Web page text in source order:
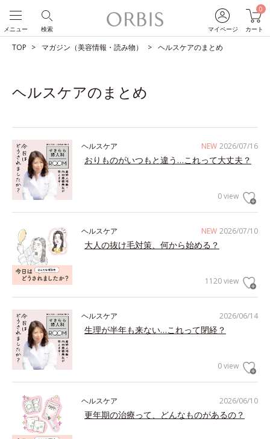
マイページ
0
カート
検索
メニュー
TOP マガジン（美容情報・読み物） ヘルスケアのまとめ
ヘルスケアのまとめ
NEW 2026/07/16
ヘルスケア
おりものがいつもと違う…これって大丈夫？
0 view
NEW 2026/07/10
ヘルスケア
大人の抜け毛対策、何から始める？
1120 view
2026/06/14
ヘルスケア
生理が半年も来ない…これって閉経？
0 view
2026/06/10
ヘルスケア
更年期の治療って、どんなものがあるの？